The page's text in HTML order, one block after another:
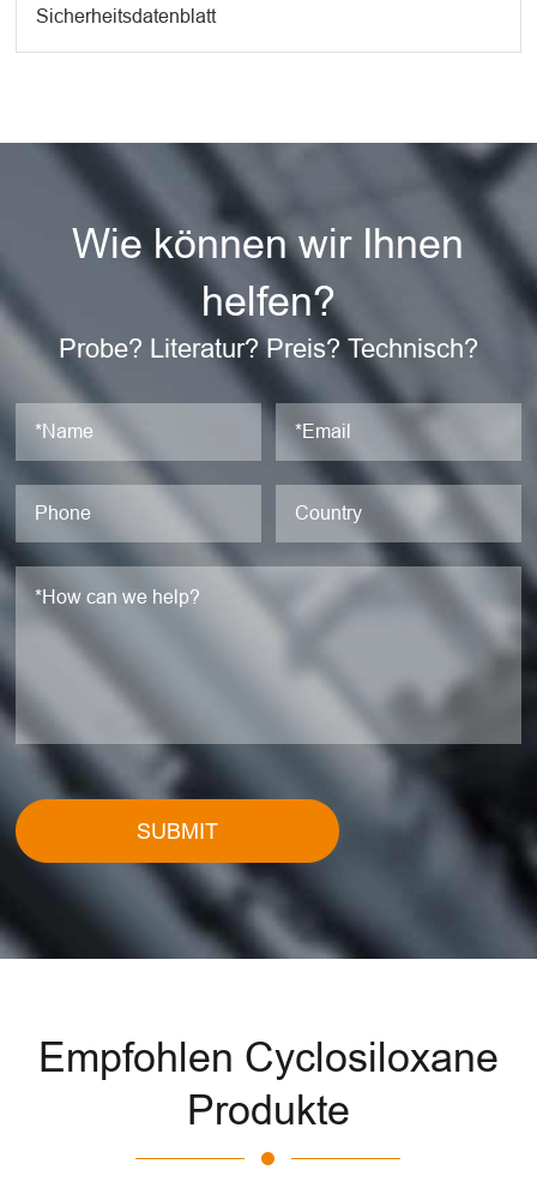
Sicherheitsdatenblatt
Wie können wir Ihnen
helfen?
Probe? Literatur? Preis? Technisch?
SUBMIT
Empfohlen Cyclosiloxane
Produkte